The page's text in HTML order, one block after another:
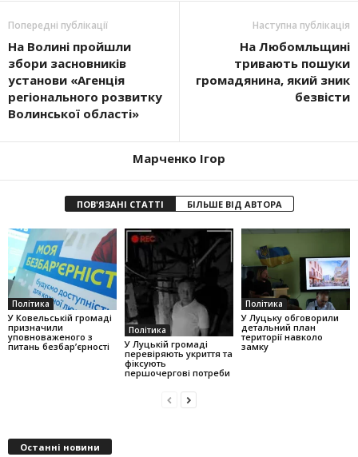
Попередні публікації
На Волині пройшли
збори засновників
установи «Агенція
регіонального розвитку
Волинської області»
Наступна публікація
На Любомльщині
тривають пошуки
громадянина, який зник
безвісти
Марченко Ігор
ПОВ'ЯЗАНІ СТАТТІ БІЛЬШЕ ВІД АВТОРА
Політика
У Ковельській громаді
призначили
уповноваженого з
питань безбар’єрності
Політика
У Луцькій громаді
перевіряють укриття та
фіксують
першочергові потреби
Політика
У Луцьку обговорили
детальний план
території навколо
замку
Останні новини